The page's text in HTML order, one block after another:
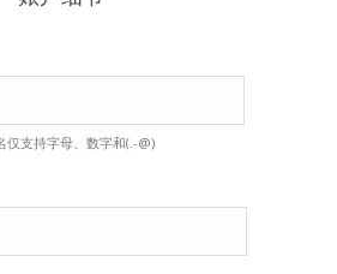
仅支持字母、数字和(.-@)